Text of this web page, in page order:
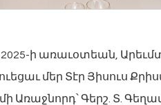
ի առաւօտեան,
մեր Տէր Յիսուս
Առաջնորդ՝ Գերշ. Տ.